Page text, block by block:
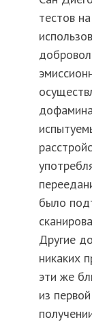
тестов
было
Другие
никаких
эти же
из